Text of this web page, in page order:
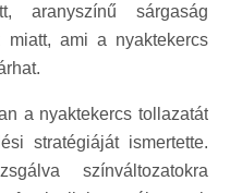
aranyszínű sárgaság
miatt, ami a nyaktekercs
a nyaktekercs tollazatát
stratégiáját ismertette.
színváltozatokra